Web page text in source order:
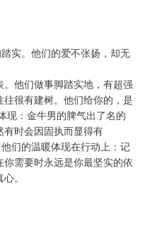
实。他们的爱不张扬，却无
他们做事脚踏实地，有超强
很有建树。他们给你的，是
现：金牛男的脾气出了名的
时会因固执而显得有
们的温暖体现在行动上：记
需要时永远是你最坚实的依
。